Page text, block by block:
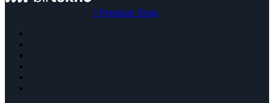
| Premium Tema